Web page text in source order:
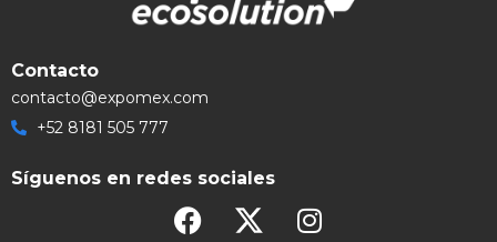
Contacto
contacto@expomex.com
+52 8181 505 777
Síguenos en redes sociales